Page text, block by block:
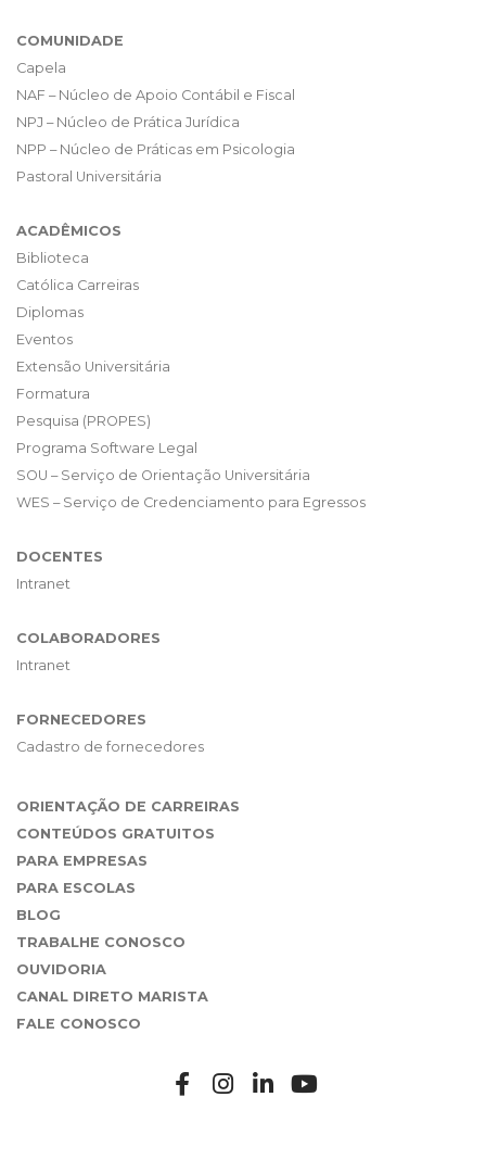
COMUNIDADE
Capela
NAF – Núcleo de Apoio Contábil e Fiscal
NPJ – Núcleo de Prática Jurídica
NPP – Núcleo de Práticas em Psicologia
Pastoral Universitária
ACADÊMICOS
Biblioteca
Católica Carreiras
Diplomas
Eventos
Extensão Universitária
Formatura
Pesquisa (PROPES)
Programa Software Legal
SOU – Serviço de Orientação Universitária
WES – Serviço de Credenciamento para Egressos
DOCENTES
Intranet
COLABORADORES
Intranet
FORNECEDORES
Cadastro de fornecedores
ORIENTAÇÃO DE CARREIRAS
CONTEÚDOS GRATUITOS
PARA EMPRESAS
PARA ESCOLAS
BLOG
TRABALHE CONOSCO
OUVIDORIA
CANAL DIRETO MARISTA
FALE CONOSCO